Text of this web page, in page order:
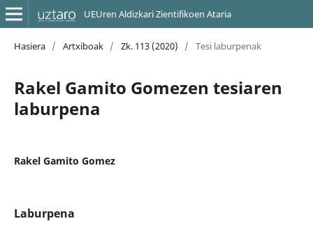
UEUren Aldizkari Zientifikoen Ataria
Hasiera / Artxiboak / Zk. 113 (2020) / Tesi laburpenak
Rakel Gamito Gomezen tesiaren
laburpena
Rakel Gamito Gomez
Laburpena